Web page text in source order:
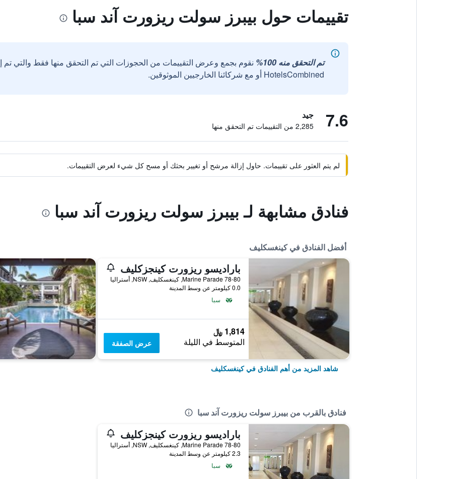
تقييمات حول بيبرز سولت ريزورت آند سبا
تم التحقق منه 100%
نقوم بجمع وعرض التقييمات من الحجوزات التي تم التحقق منها فقط والتي
HotelsCombined أو مع شركائنا الخارجيين الموثوقين.
7.6 جيد
2,285 من التقييمات تم التحقق منها
لم يتم العثور على تقييمات. حاول إزالة مرشح أو تغيير بحثك أو مسح كل شيء لعرض التقييمات.
فنادق مشابهة لـ بيبرز سولت ريزورت آند سبا
أفضل الفنادق في كينغسكليف
باراديسو ريزورت كينجزكليف
78-80 Marine Parade, كينغسكليف, NSW, أستراليا
0.0 كيلومتر عن وسط المدينة
سبا
1,814 ﷼
المتوسط في الليلة عرض الصفقة
شاهد المزيد من أهم الفنادق في كينغسكليف
فنادق بالقرب من بيبرز سولت ريزورت آند سبا
باراديسو ريزورت كينجزكليف
78-80 Marine Parade, كينغسكليف, NSW, أستراليا
2.3 كيلومتر عن وسط المدينة
سبا